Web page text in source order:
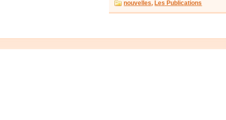
nouvelles, Les Publications